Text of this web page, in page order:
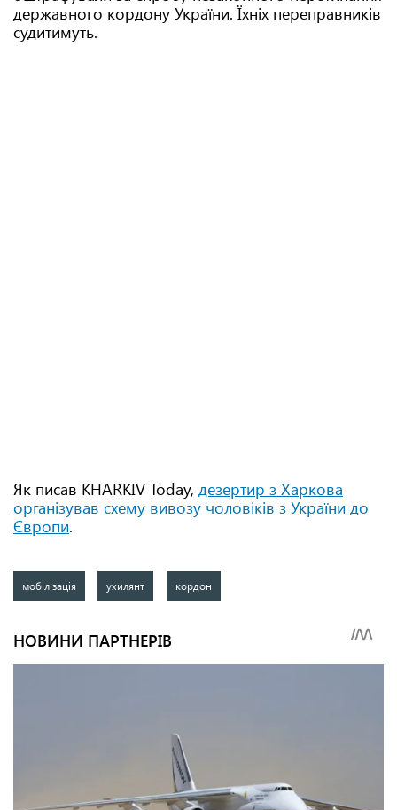
державного кордону України. Їхніх переправників
судитимуть.
Як писав KHARKIV Today, дезертир з Харкова
організував схему вивозу чоловіків з України до
Європи.
мобілізація ухилянт кордон